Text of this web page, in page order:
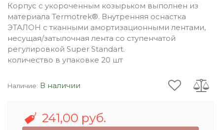
Корпус с укороченным козырьком выполнен из
материала Termotrek®. Внутренняя оснастка
ЭТАЛОН с тканными амортизационными лентами,
несущая/затылочная лента со ступенчатой
регулировкой Super Standart.
количество в упаковке 20 шт
Наличие: В наличии
241,00 руб.